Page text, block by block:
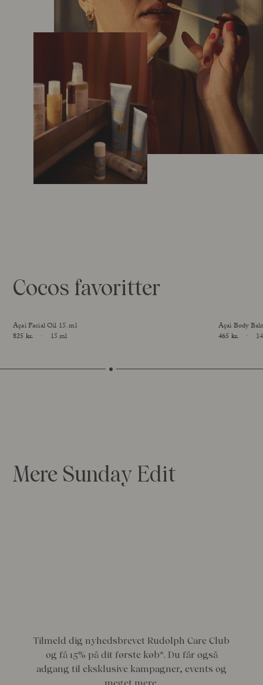
Cocos favoritter
Açai Facial Oil 15. ml
Price
825 kr.
15 ml
Açai Body
Price
465 kr.
Mere Sunday Edit
Tilmeld dig nyhedsbrevet Rudolph Care Club
og få 15% på dit første køb*. Du får også
adgang til eksklusive kampagner, events og
meget mere.